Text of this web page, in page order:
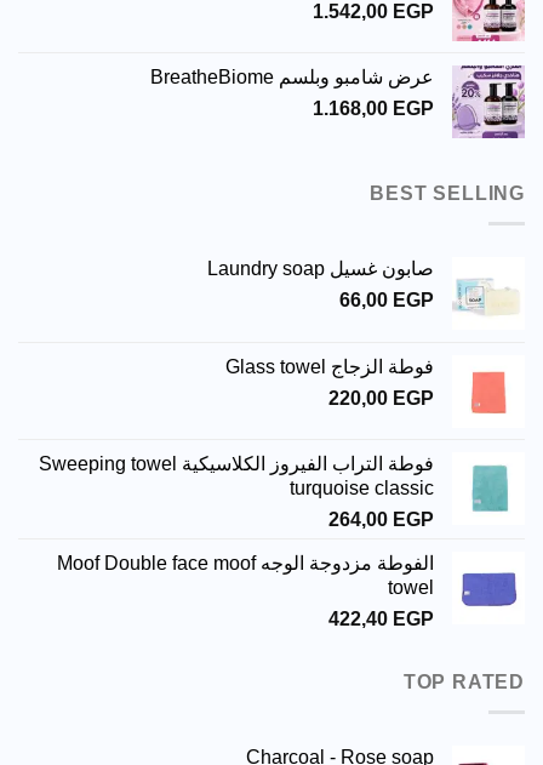
1.542,00 EGP
عرض شامبو وبلسم BreatheBiome
1.168,00 EGP
BEST SELLING
صابون غسيل Laundry soap
66,00 EGP
فوطة الزجاج Glass towel
220,00 EGP
فوطة التراب الفيروز الكلاسيكية Sweeping towel
turquoise classic
264,00 EGP
الفوطة مزدوجة الوجه Moof Double face moof
towel
422,40 EGP
TOP RATED
Charcoal - Rose soap